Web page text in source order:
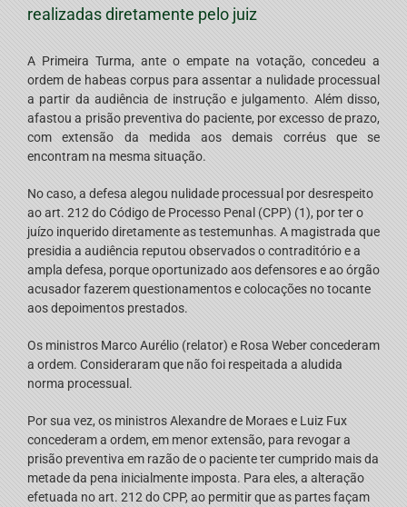
realizadas diretamente pelo juiz
A Primeira Turma, ante o empate na votação, concedeu a
ordem de habeas corpus para assentar a nulidade processual
a partir da audiência de instrução e julgamento. Além disso,
afastou a prisão preventiva do paciente, por excesso de prazo,
com extensão da medida aos demais corréus que se
encontram na mesma situação.
No caso, a defesa alegou nulidade processual por desrespeito
ao art. 212 do Código de Processo Penal (CPP) (1), por ter o
juízo inquerido diretamente as testemunhas. A magistrada que
presidia a audiência reputou observados o contraditório e a
ampla defesa, porque oportunizado aos defensores e ao órgão
acusador fazerem questionamentos e colocações no tocante
aos depoimentos prestados.
Os ministros Marco Aurélio (relator) e Rosa Weber concederam
a ordem. Consideraram que não foi respeitada a aludida
norma processual.
Por sua vez, os ministros Alexandre de Moraes e Luiz Fux
concederam a ordem, em menor extensão, para revogar a
prisão preventiva em razão de o paciente ter cumprido mais da
metade da pena inicialmente imposta. Para eles, a alteração
efetuada no art. 212 do CPP, ao permitir que as partes façam